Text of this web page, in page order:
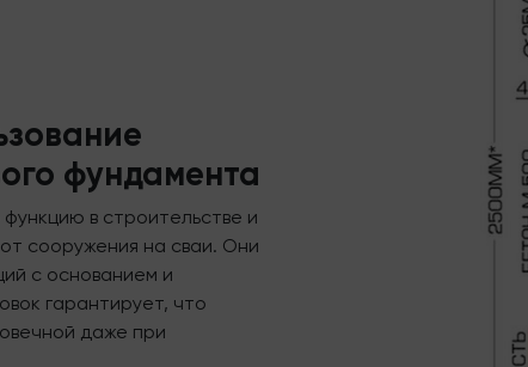
фундамента
в строительстве и
сооружения на сваи. Они
с основанием и
гарантирует, что
даже при